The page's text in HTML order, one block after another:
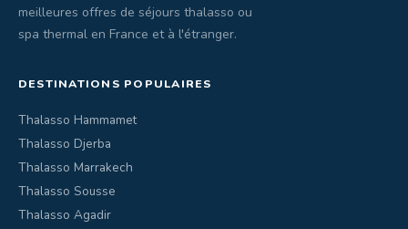
meilleures offres de séjours thalasso ou
spa thermal en France et à l'étranger.
DESTINATIONS POPULAIRES
Thalasso Hammamet
Thalasso Djerba
Thalasso Marrakech
Thalasso Sousse
Thalasso Agadir